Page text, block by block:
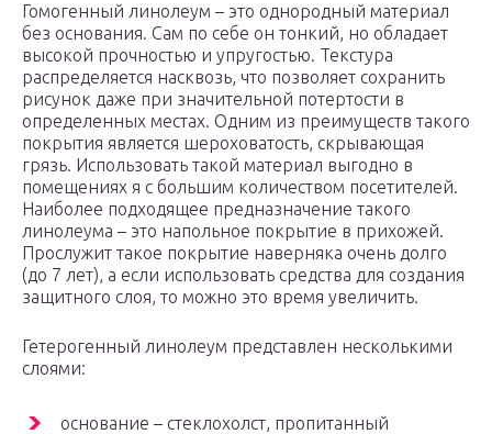
Гомогенный линолеум – это однородный материал
без основания. Сам по себе он тонкий, но обладает
высокой прочностью и упругостью. Текстура
распределяется насквозь, что позволяет сохранить
рисунок даже при значительной потертости в
определенных местах. Одним из преимуществ такого
покрытия является шероховатость, скрывающая
грязь. Использовать такой материал выгодно в
помещениях я с большим количеством посетителей.
Наиболее подходящее предназначение такого
линолеума – это напольное покрытие в прихожей.
Прослужит такое покрытие наверняка очень долго
(до 7 лет), а если использовать средства для создания
защитного слоя, то можно это время увеличить.
Гетерогенный линолеум представлен несколькими
слоями:
основание – стеклохолст, пропитанный